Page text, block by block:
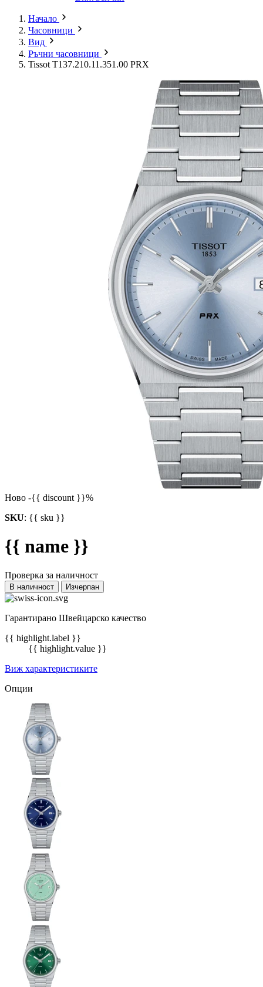
Начало
Часовници
Вид
Ръчни часовници
Tissot T137.210.11.351.00 PRX
Ново -{{ discount }}%
SKU: {{ sku }}
{{ name }}
Проверка за наличност
В наличност Изчерпан
Гарантирано Швейцарско качество
{{ highlight.label }}
{{ highlight.value }}
Виж характеристиките
Опции